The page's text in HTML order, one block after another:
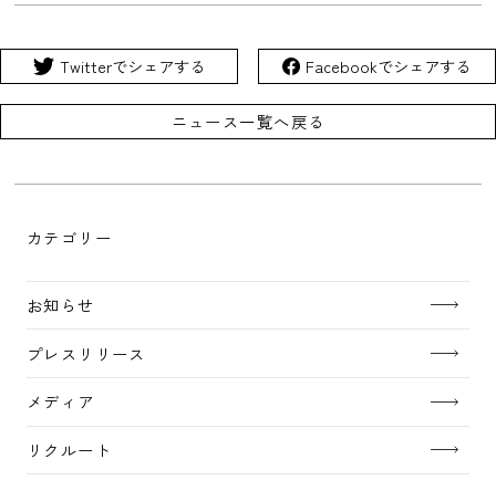
Twitterでシェアする Facebookでシェアする
ニュース一覧へ戻る
カテゴリー
お知らせ
プレスリリース
メディア
リクルート